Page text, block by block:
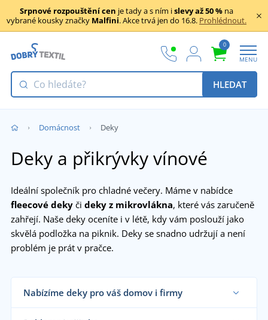
Srpnové rozpouštění cen je tady a s ním islevy až 50 % na
vybrané kousky značky Malfini. Akce trvá jen do 16.8. Prohlédnout.
0
MENU
HLEDAT
Domácnost Deky
Deky a přikrývky vínové
Ideální společník pro chladné večery. Máme v nabídce
fleecové deky či deky z mikrovlákna, které vás zaručeně
zahřejí. Naše deky oceníte i v létě, kdy vám poslouží jako
skvělá podložka na piknik. Deky se snadno udržují a není
problém je prát v pračce.
Nabízíme deky pro váš domov i firmy
Dodáváme deky obchodníkům s textilem, firmám,